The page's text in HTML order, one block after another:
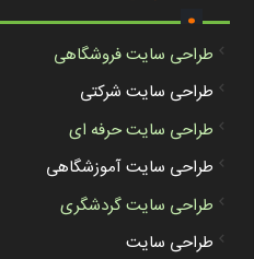
طراحی سایت فروشگاهی
طراحی سایت شرکتی
طراحی سایت حرفه ای
طراحی سایت آموزشگاهی
طراحی سایت گردشگری
طراحی سایت